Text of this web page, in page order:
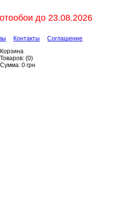
до 23.08.2026
Контакты Соглашение
Корзина
Товаров: (0)
Сумма: 0 грн